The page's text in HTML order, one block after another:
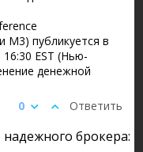
М3) публикуется в
EST (Нью-
денежной
Ответить
0
брокера: